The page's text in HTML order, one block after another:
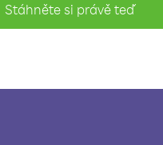
Stáhněte si právě teď